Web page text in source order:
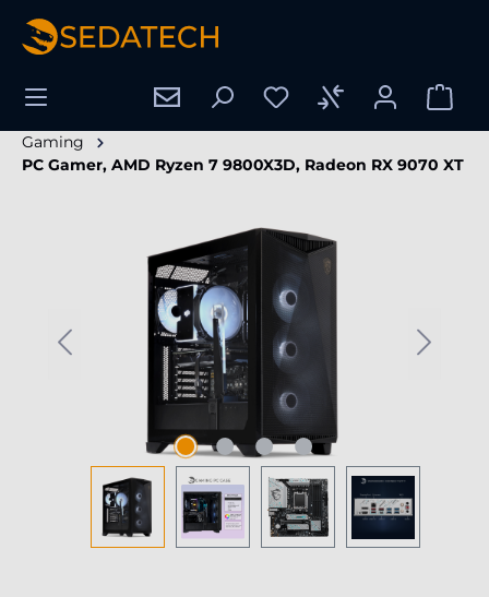
principal
Gaming
PC Gamer, AMD Ryzen 7 9800X3D, Radeon RX 9070 XT
Ignorer la galerie d'images